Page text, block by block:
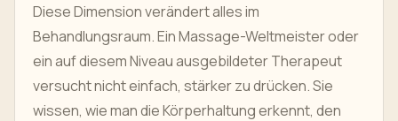
Diese Dimension verändert alles im
Behandlungsraum. Ein Massage-Weltmeister oder
ein auf diesem Niveau ausgebildeter Therapeut
versucht nicht einfach, stärker zu drücken. Sie
wissen, wie man die Körperhaltung erkennt, den